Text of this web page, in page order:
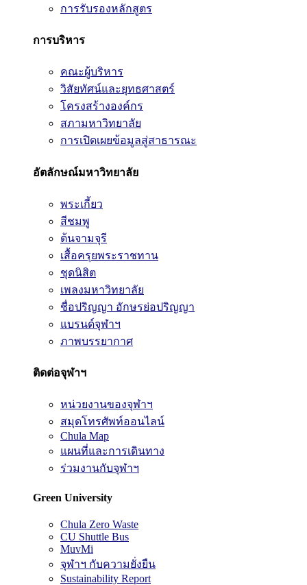
การรับรองหลักสูตร
การบริหาร
คณะผู้บริหาร
วิสัยทัศน์และยุทธศาสตร์
โครงสร้างองค์กร
สภามหาวิทยาลัย
การเปิดเผยข้อมูลสู่สาธารณะ
อัตลักษณ์มหาวิทยาลัย
พระเกี้ยว
สีชมพู
ต้นจามจุรี
เสื้อครุยพระราชทาน
ชุดนิสิต
เพลงมหาวิทยาลัย
ชื่อปริญญา อักษรย่อปริญญา
แบรนด์จุฬาฯ
ภาพบรรยากาศ
ติดต่อจุฬาฯ
หน่วยงานของจุฬาฯ
สมุดโทรศัพท์ออนไลน์
Chula Map
แผนที่และการเดินทาง
ร่วมงานกับจุฬาฯ
Green University
Chula Zero Waste
CU Shuttle Bus
MuvMi
จุฬาฯ กับความยั่งยืน
Sustainability Report